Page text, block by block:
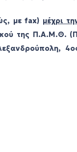
με fax) μέχρι
της Π.Α.Μ.Θ.